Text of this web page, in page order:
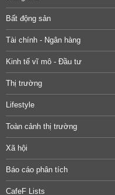
Bất động sản
Tài chính - Ngân hàng
Kinh tế vĩ mô - Đầu tư
Thị trường
Lifestyle
Toàn cảnh thị trường
Xã hội
Báo cáo phân tích
CafeF Lists